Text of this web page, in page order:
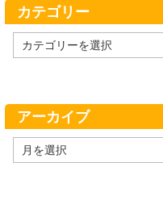
カテゴリー
テ
ー
アーカイブ
ー